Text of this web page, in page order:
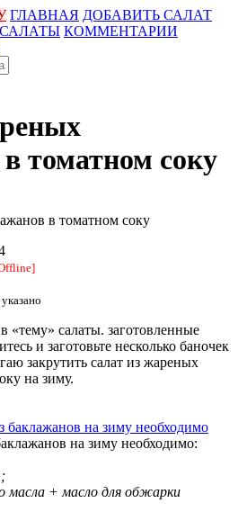
ГЛАВНАЯ ДОБАВИТЬ САЛАТ
КОММЕНТАРИИ
томатном соку
«тему» салаты. заготовленные
и заготовьте несколько баночек
закрутить салат из жареных
на зиму.
на зиму необходимо:
масла + масло для обжарки